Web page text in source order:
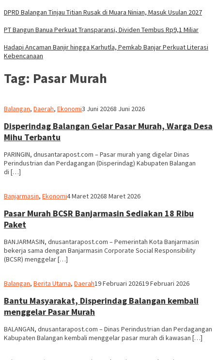
DPRD Balangan Tinjau Titian Rusak di Muara Ninian, Masuk Usulan 2027
PT Bangun Banua Perkuat Transparansi, Dividen Tembus Rp9,1 Miliar
Hadapi Ancaman Banjir hingga Karhutla, Pemkab Banjar Perkuat Literasi
Kebencanaan
Tag: Pasar Murah
Balangan, Daerah, EkonomiRedaksi
3 Juni 20268 Juni 2026
Disperindag Balangan Gelar Pasar Murah, Warga Desa
Mihu Terbantu
PARINGIN, dnusantarapost.com – Pasar murah yang digelar Dinas
Perindustrian dan Perdagangan (Disperindag) Kabupaten Balangan
di […]
Banjarmasin, EkonomiRedaksi
4 Maret 20268 Maret 2026
Pasar Murah BCSR Banjarmasin Sediakan 18 Ribu
Paket
BANJARMASIN, dnusantarapost.com – Pemerintah Kota Banjarmasin
bekerja sama dengan Banjarmasin Corporate Social Responsibility
(BCSR) menggelar […]
Balangan, Berita Utama, DaerahM.
19 Februari 202619 Februari 2026
Bantu Masyarakat, Disperindag Balangan kembali
menggelar Pasar Murah
BALANGAN, dnusantarapost.com – Dinas Perindustrian dan Perdagangan
Kabupaten Balangan kembali menggelar pasar murah di kawasan […]